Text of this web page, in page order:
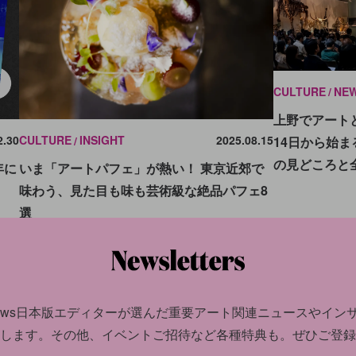
CULTURE INSIGHT 2025.08.15
いま「アートパフェ」が熱い！ 東京近郊で
味わう、見た目も味も芸術級な絶品パフェ8
選
CULTURE
上野でアー
14日から始
の見どころと
日本版エディターが選んだ重要アート関連ニュースやイン
ます。 その他、イベントご招待など各種特典も。ぜひご登